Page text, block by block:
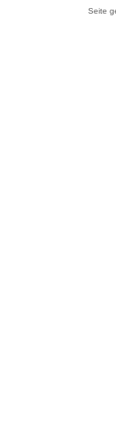
Seite